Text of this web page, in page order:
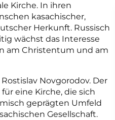
Kirche. In ihren
kasachischer,
Herkunft. Russisch
wächst das Interesse
am Christentum und am
Novgorodov. Der
eine Kirche, die sich
geprägten Umfeld
Gesellschaft.